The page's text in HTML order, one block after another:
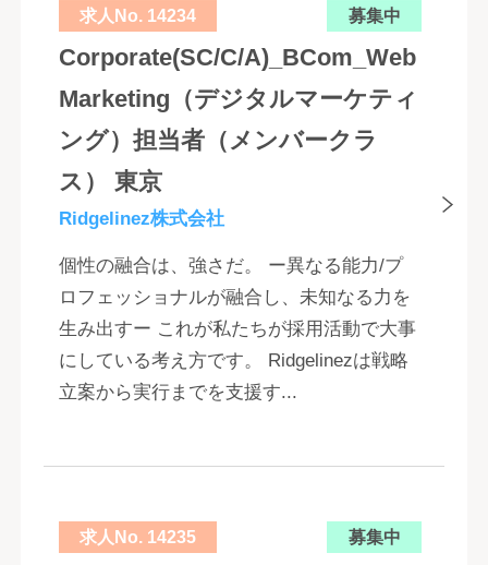
求人No. 14234 募集中
Corporate(SC/C/A)_BCom_Web
Marketing（デジタルマーケティ
ング）担当者（メンバークラ
ス） 東京
Ridgelinez株式会社
個性の融合は、強さだ。 ー異なる能力/プ
ロフェッショナルが融合し、未知なる力を
生み出すー これが私たちが採用活動で大事
にしている考え方です。 Ridgelinezは戦略
立案から実行までを支援す...
求人No. 14235 募集中